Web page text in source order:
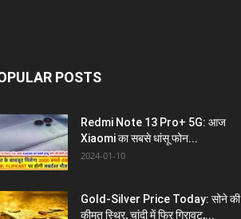
POSTS
Redmi Note 13 Pro+ 5G: आज
Xiaomi का सबसे धांसू फोन...
2024-01-10
Gold-Silver Price Today: सोने की
कीमत स्थिर, चांदी में फिर गिरावट,...